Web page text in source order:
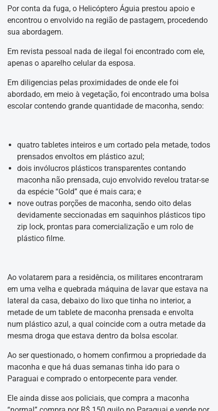
Por conta da fuga, o Helicóptero Águia prestou apoio e
encontrou o envolvido na região de pastagem, procedendo
sua abordagem.
Em revista pessoal nada de ilegal foi encontrado com ele,
apenas o aparelho celular da esposa.
Em diligencias pelas proximidades de onde ele foi
abordado, em meio à vegetação, foi encontrado uma bolsa
escolar contendo grande quantidade de maconha, sendo:
quatro tabletes inteiros e um cortado pela metade, todos
prensados envoltos em plástico azul;
dois invólucros plásticos transparentes contando
maconha não prensada, cujo envolvido revelou tratar-se
da espécie “Gold” que é mais cara; e
nove outras porções de maconha, sendo oito delas
devidamente seccionadas em saquinhos plásticos tipo
zip lock, prontas para comercialização e um rolo de
plástico filme.
Ao volatarem para a residência, os militares encontraram
em uma velha e quebrada máquina de lavar que estava na
lateral da casa, debaixo do lixo que tinha no interior, a
metade de um tablete de maconha prensada e envolta
num plástico azul, a qual coincide com a outra metade da
mesma droga que estava dentro da bolsa escolar.
Ao ser questionado, o homem confirmou a propriedade da
maconha e que há duas semanas tinha ido para o
Paraguai e comprado o entorpecente para vender.
Ele ainda disse aos policiais, que compra a maconha